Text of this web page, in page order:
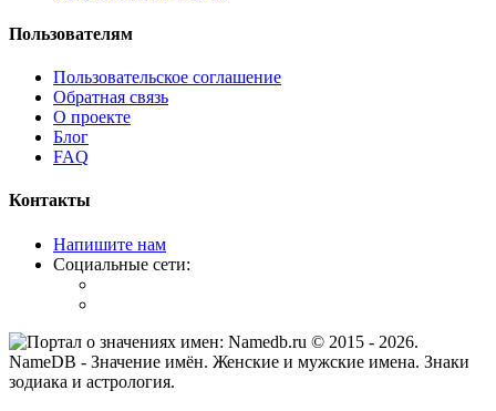
Пользователям
Пользовательское соглашение
Обратная связь
О проекте
Блог
FAQ
Контакты
Напишите нам
Социальные сети:
© 2015 - 2026.
NameDB - Значение имён. Женские и мужские имена. Знаки
зодиака и астрология.